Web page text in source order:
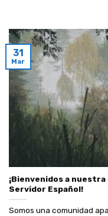
¡Bienvenidos a nuestra
Servidor Español!
Somos una comunidad
31
Mar